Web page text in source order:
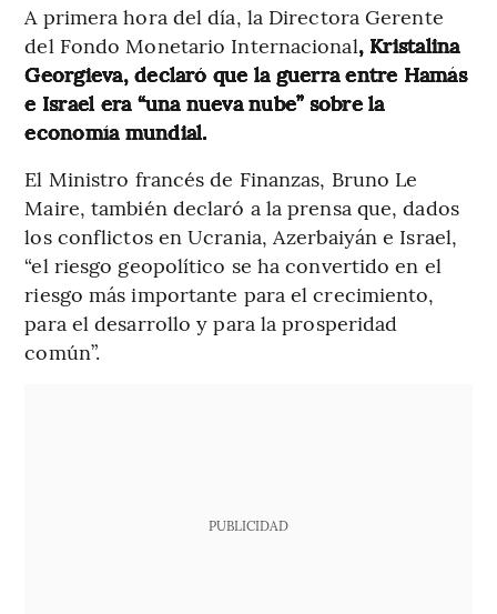
A primera hora del día, la Directora Gerente
del Fondo Monetario Internacional, Kristalina
Georgieva, declaró que la guerra entre Hamás
e Israel era “una nueva nube” sobre la
economía mundial.
El Ministro francés de Finanzas, Bruno Le
Maire, también declaró a la prensa que, dados
los conflictos en Ucrania, Azerbaiyán e Israel,
“el riesgo geopolítico se ha convertido en el
riesgo más importante para el crecimiento,
para el desarrollo y para la prosperidad
común”.
PUBLICIDAD